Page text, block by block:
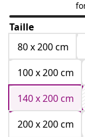
Taille
80 x 200 cm
100 x 200 cm
140 x 200 cm
200 x 200 cm